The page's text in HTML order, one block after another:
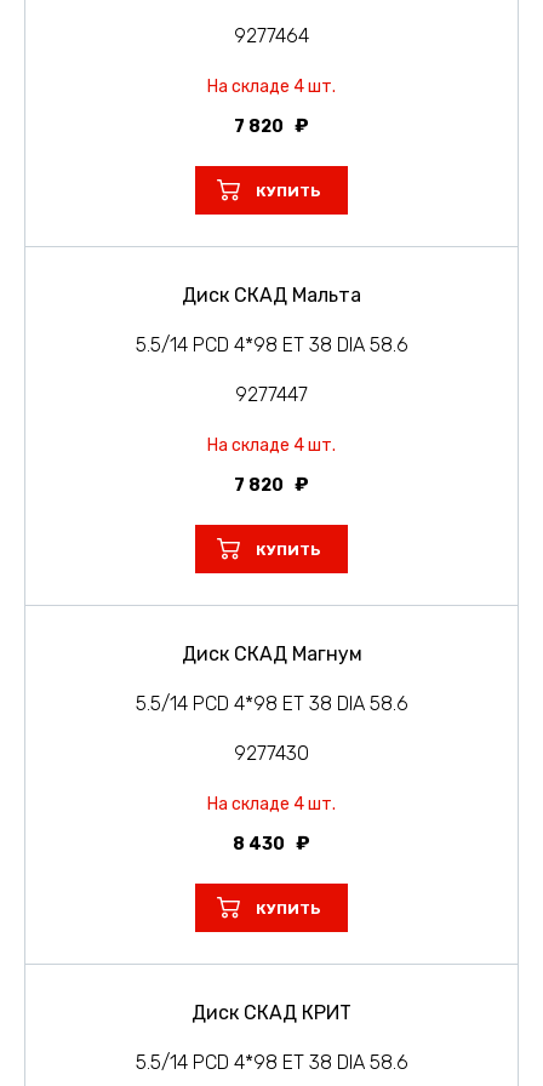
9277464
На складе 4 шт.
7 820
КУПИТЬ
Диск СКАД Мальта
5.5/14 PCD 4*98 ET 38 DIA 58.6
9277447
На складе 4 шт.
7 820
КУПИТЬ
Диск СКАД Магнум
5.5/14 PCD 4*98 ET 38 DIA 58.6
9277430
На складе 4 шт.
8 430
КУПИТЬ
Диск СКАД КРИТ
5.5/14 PCD 4*98 ET 38 DIA 58.6